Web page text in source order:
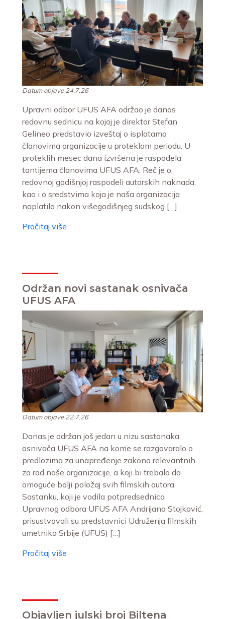
Datum objave 24.7.26
Upravni odbor UFUS AFA održao je danas
redovnu sednicu na kojoj je direktor Stefan
Gelineo predstavio izveštaj o isplatama
članovima organizacije u proteklom periodu. U
proteklih mesec dana izvršena je raspodela
tantijema članovima UFUS AFA. Reč je o
redovnoj godišnjoj raspodeli autorskih naknada,
kao i o sredstvima koja je naša organizacija
naplatila nakon višegodišnjeg sudskog […]
Pročitaj više
Održan novi sastanak osnivača
UFUS AFA
Datum objave 22.7.26
Danas je održan još jedan u nizu sastanaka
osnivača UFUS AFA na kome se razgovaralo o
predlozima za unapređenje zakona relevantnih
za rad naše organizacije, a koji bi trebalo da
omoguće bolji položaj svih filmskih autora.
Sastanku, koji je vodila potpredsednica
Upravnog odbora UFUS AFA Andrijana Stojković,
prisustvovali su predstavnici Udruženja filmskih
umetnika Srbije (UFUS) […]
Pročitaj više
Objavljen julski broj Biltena